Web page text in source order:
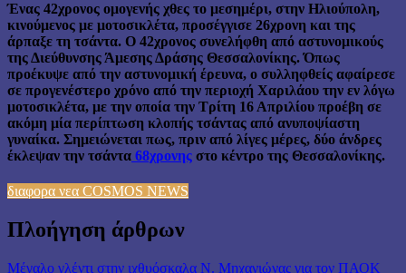
Ένας 42χρονος ομογενής χθες το μεσημέρι, στην Ηλιούπολη,
κινούμενος με μοτοσικλέτα, προσέγγισε 26χρονη και της
άρπαξε τη τσάντα. Ο 42χρονος συνελήφθη από αστυνομικούς
της Διεύθυνσης Άμεσης Δράσης Θεσσαλονίκης. Όπως
προέκυψε από την αστυνομική έρευνα, ο συλληφθείς αφαίρεσε
σε προγενέστερο χρόνο από την περιοχή Χαριλάου την εν λόγω
μοτοσικλέτα, με την οποία την Τρίτη 16 Απριλίου προέβη σε
ακόμη μία περίπτωση κλοπής τσάντας από ανυποψίαστη
γυναίκα. Σημειώνεται πως, πριν από λίγες μέρες, δύο άνδρες
έκλεψαν την τσάντα 68χρονης στο κέντρο της Θεσσαλονίκης.
διαφορα νεα COSMOS NEWS
Πλοήγηση άρθρων
Μέγαλο γλέντι στην ιχθυόσκαλα Ν. Μηχανιώνας για τον ΠΑΟΚ